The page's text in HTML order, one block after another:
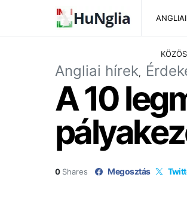
Angliai hírek
A 10
0 Shares Megosztás